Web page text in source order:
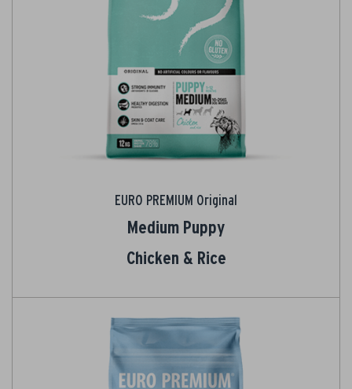
EURO PREMIUM Original
Medium Puppy
Chicken & Rice